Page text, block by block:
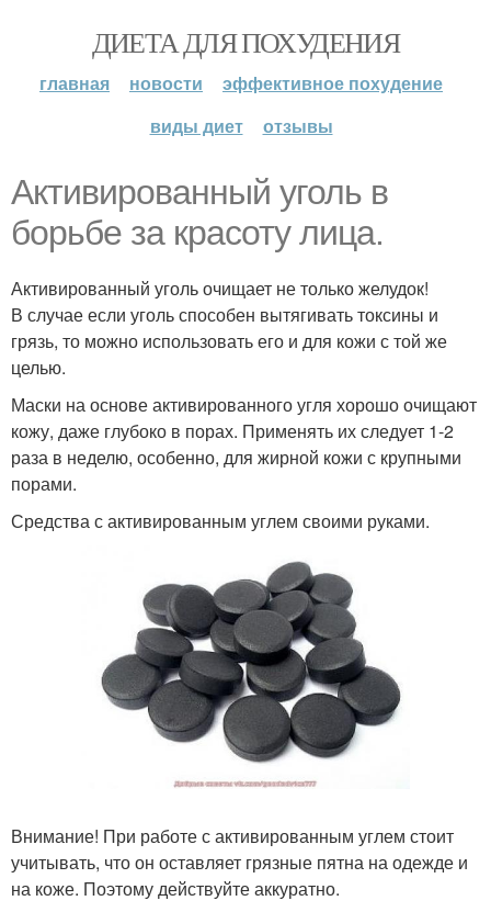
ДИЕТА ДЛЯ ПОХУДЕНИЯ
главная новости
эффективное похудение
виды диет
отзывы
Активированный уголь в
борьбе за красоту лица.
Активированный уголь очищает не только желудок!
В случае если уголь способен вытягивать токсины и
грязь, то можно использовать его и для кожи с той же
целью.
Маски на основе активированного угля хорошо очищают
кожу, даже глубоко в порах. Применять их следует 1-2
раза в неделю, особенно, для жирной кожи с крупными
порами.
Средства с активированным углем своими руками.
Внимание! При работе с активированным углем стоит
учитывать, что он оставляет грязные пятна на одежде и
на коже. Поэтому действуйте аккуратно.